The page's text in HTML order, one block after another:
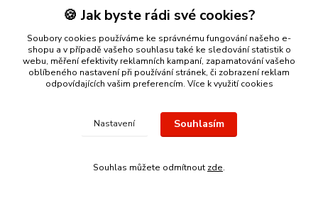
Vytvořeno na Eshop-rychle.cz
🍪 Jak byste rádi své cookies?
Soubory cookies používáme ke správnému fungování našeho e-
shopu a v případě vašeho souhlasu také ke sledování statistik o
webu, měření efektivity reklamních kampaní, zapamatování vašeho
oblíbeného nastavení při používání stránek, či zobrazení reklam
odpovídajících vašim preferencím. Více k využití cookies
Nastavení Souhlasím
Souhlas můžete odmítnout zde.